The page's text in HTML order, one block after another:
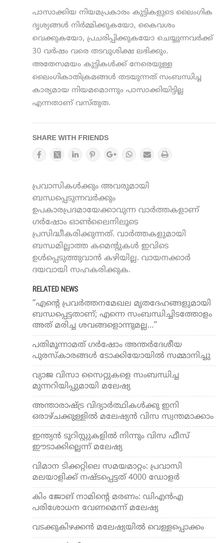
പാസാക്കിയ നിയമപ്രകാരം കുട്ടികളുടെ ലൈംഗിക
ദൃശ്യങ്ങൾ നിർമ്മിക്കുകയോ, കൈവശം
വെക്കുകയോ, പ്രചരിപ്പിക്കുകയോ ചെയ്യുന്നവർക്ക്
30 വർഷം വരെ തടവുശിക്ഷ ലഭിക്കും.
അതേസമയം കുട്ടികൾക്ക് നേരെയുള്ള
ലൈംഗികാതിക്രമങ്ങൾ തടയുന്നത് സംബന്ധിച്ച
കാര്യമായ നിയമമൊന്നും പാസാക്കിയിട്ടില്ല
എന്നതാണ് വസ്തുത.
SHARE WITH FRIENDS
പ്രവാസികൾക്കും അവരുമായി
ബന്ധപ്പെടുന്നവർക്കും
ഉപകാരപ്രദമായേക്കാവുന്ന വാർത്തകളാണ്
ഗർഷോം ഓൺലൈനിലൂടെ
പ്രസിദ്ധീകരിക്കുന്നത്. വാർത്തകളുമായി
ബന്ധമില്ലാത്ത കമെന്റുകൾ ഇവിടെ
ഉൾപ്പെടുത്തുവാൻ കഴിയില്ല. വായനക്കാർ
ദയവായി സഹകരിക്കുക.
RELATED NEWS
“എന്‍റെ പ്രവർത്തനമേഖല മൃതദേഹങ്ങളുമായി
ബന്ധപ്പെട്ടതാണ്; എന്നെ സംബന്ധിച്ചിടത്തോളം
അത് മരിച്ച ശവങ്ങളൊന്നുമല്ല…”
പതിമൂന്നാമത് ഗർഷോം അന്തർദേശീയ
പുരസ്‌കാരങ്ങൾ ടോക്കിയോയിൽ സമ്മാനിച്ചു
വ്യാജ വിസാ സൈറ്റുകളെ സംബന്ധിച്ച
മുന്നറിയിപ്പുമായി മലേഷ്യ
അന്താരാഷ്ട്ര വിദ്യാർത്ഥികൾക്കു ഇനി
ഒരാഴ്ചക്കുള്ളിൽ മലേഷ്യൻ വിസ സ്വന്തമാക്കാം
ഇന്ത്യൻ ടൂറിസ്റ്റുകളിൽ നിന്നും വിസ ഫീസ്
ഈടാക്കില്ലെന്ന് മലേഷ്യ
വിമാന ടിക്കറ്റിലെ സമയമാറ്റം: പ്രവാസി
മലയാളിക്ക് നഷ്ടപ്പെട്ടത് 4000 ഡോളർ
കിം ജോങ് നാമിന്‍റെ മരണം: ഡിഎന്‍എ
പരിശോധന വേണമെന്ന് മലേഷ്യ
വടക്കുകിഴക്കന്‍ മലേഷ്യയിൽ വെള്ളപ്പൊക്കം